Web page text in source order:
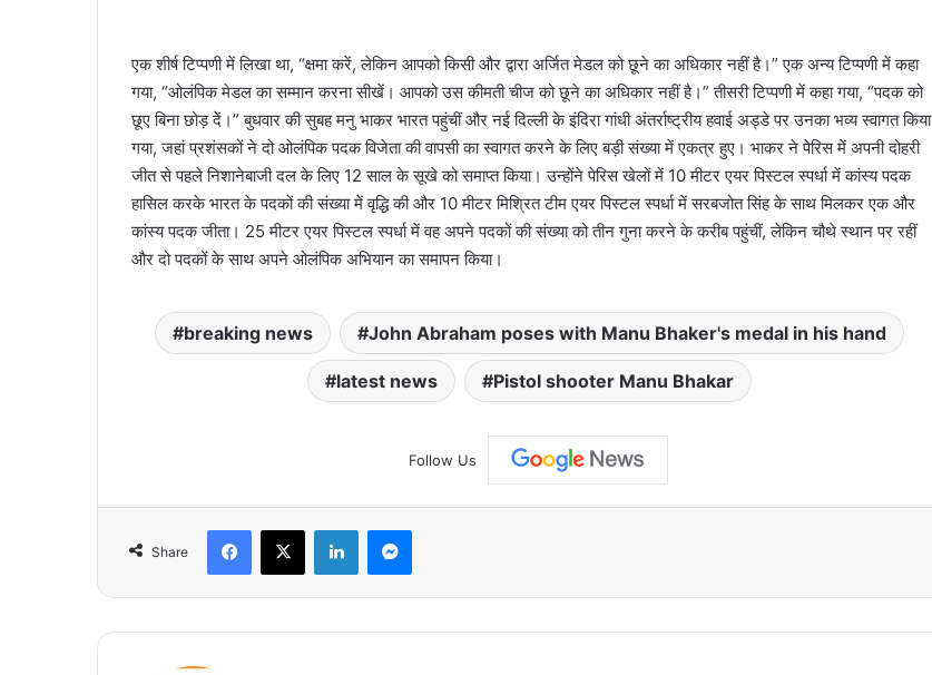
एक शीर्ष टिप्पणी में लिखा था, “क्षमा करें, लेकिन आपको किसी और द्वारा अर्जित मेडल को छूने का अधिकार नहीं है।” एक अन्य टिप्पणी में कहा
गया, “ओलंपिक मेडल का सम्मान करना सीखें। आपको उस कीमती चीज को छूने का अधिकार नहीं है।” तीसरी टिप्पणी में कहा गया, “पदक को
छूए बिना छोड़ दें।” बुधवार की सुबह मनु भाकर भारत पहुंचीं और नई दिल्ली के इंदिरा गांधी अंतर्राष्ट्रीय हवाई अड्डे पर उनका भव्य स्वागत किया
गया, जहां प्रशंसकों ने दो ओलंपिक पदक विजेता की वापसी का स्वागत करने के लिए बड़ी संख्या में एकत्र हुए। भाकर ने पेरिस में अपनी दोहरी
जीत से पहले निशानेबाजी दल के लिए 12 साल के सूखे को समाप्त किया। उन्होंने पेरिस खेलों में 10 मीटर एयर पिस्टल स्पर्धा में कांस्य पदक
हासिल करके भारत के पदकों की संख्या में वृद्धि की और 10 मीटर मिश्रित टीम एयर पिस्टल स्पर्धा में सरबजोत सिंह के साथ मिलकर एक और
कांस्य पदक जीता। 25 मीटर एयर पिस्टल स्पर्धा में वह अपने पदकों की संख्या को तीन गुना करने के करीब पहुंचीं, लेकिन चौथे स्थान पर रहीं
और दो पदकों के साथ अपने ओलंपिक अभियान का समापन किया।
breaking news John Abraham poses with Manu Bhaker's medal in his hand
latest news Pistol shooter Manu Bhakar
Follow Us
Share
Facebook
X LinkedInMessenger